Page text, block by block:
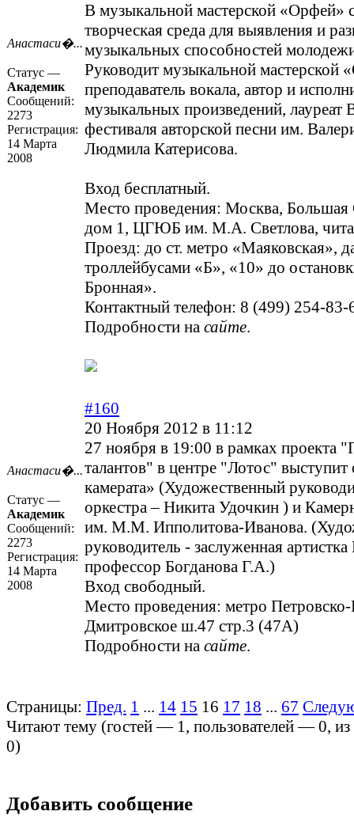
Анастаси�...
Статус —
Академик
Сообщений:
2273
Регистрация:
14 Марта
2008
В музыкальной мастерской «Орфей»
творческая среда для выявления и
музыкальных способностей
Руководит музыкальной мастерской
преподаватель вокала, автор и
музыкальных произведений, лауреат
фестиваля авторской песни им.
Людмила Катерисова.
Вход бесплатный.
Место проведения: Москва, Большая
дом 1, ЦГЮБ им. М.А. Светлова,
Проезд: до ст. метро «Маяковская»,
троллейбусами «Б», «10» до
Бронная».
Контактный телефон: 8 (499) 254-83-
Подробности на сайте.
Анастаси�...
Статус —
Академик
Сообщений:
2273
Регистрация:
14 Марта
2008
#160
20 Ноября 2012 в 11:12
27 ноября в 19:00 в рамках проекта
талантов" в центре "Лотос"
камерата» (Художественный
оркестра – Никита Удочкин ) и
им. М.М. Ипполитова-Иванова.
руководитель - заслуженная
профессор Богданова Г.А.)
Вход свободный.
Место проведения: метро Петровско-
Дмитровское ш.47 стр.3 (47A)
Подробности на сайте.
Страницы: Пред. 1 ... 14 15 16 17 18 ... 67
Читают тему (гостей — 1, пользователей —0,
0)
Добавить сообщение